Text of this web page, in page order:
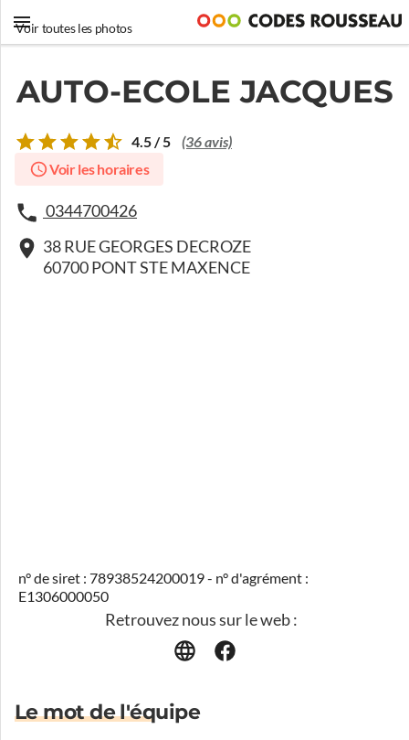
Voir toutes les photos
AUTO-ECOLE JACQUES
4.5 / 5 (36 avis)
Voir les horaires
0344700426
38 RUE GEORGES DECROZE
60700 PONT STE MAXENCE
n° de siret : 78938524200019 - n° d'agrément :
E1306000050
Retrouvez nous sur le web :
Le mot de l'équipe